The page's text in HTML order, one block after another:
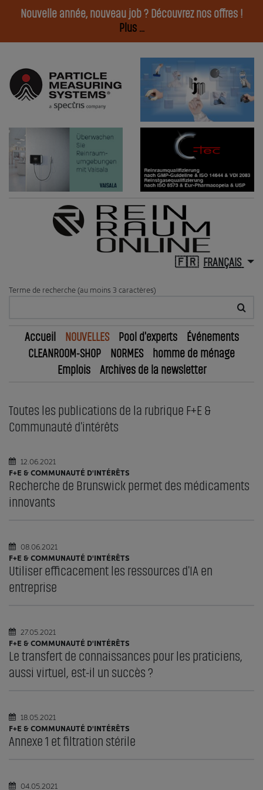
Nouvelle année, nouveau job ? Découvrez nos offres !
Plus ...
FRANÇAIS
Terme de recherche (au moins 3 caractères)
Accueil NOUVELLES Pool d'experts
Événements
CLEANROOM-SHOP
NORMES
homme de ménage
Emplois
Archives de la newsletter
Toutes les publications de la rubrique F+E &
Communauté d'intérêts
12.06.2021
F+E & COMMUNAUTÉ D'INTÉRÊTS
Recherche de Brunswick permet des médicaments
innovants
08.06.2021
F+E & COMMUNAUTÉ D'INTÉRÊTS
Utiliser efficacement les ressources d'IA en
entreprise
27.05.2021
F+E & COMMUNAUTÉ D'INTÉRÊTS
Le transfert de connaissances pour les praticiens,
aussi virtuel, est-il un succès ?
18.05.2021
F+E & COMMUNAUTÉ D'INTÉRÊTS
Annexe 1 et filtration stérile
04.05.2021